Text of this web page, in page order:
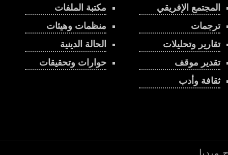
مكتبة الملفات
منظمات وهيئات
الحالة الدينية
حوارات وتحقيقات
المجتمع الإفريقي
ترجمات
تقارير وتحليلات
تقدير موقف
ثقافة وأدب